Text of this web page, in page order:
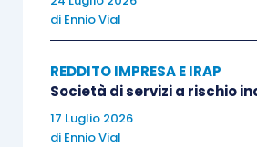
quest’ultimo rimanda al
fattore temporale). Il dato
processo di ammortamento
fiscali, così come recita la
di Ennio Vial
REDDITO IMPRESA E IRAP
Società di servizi a rischio
17 Luglio 2026
di Ennio Vial